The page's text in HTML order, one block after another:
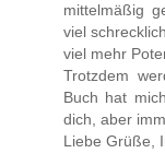
mittelmäßig
viel
viel mehr
Trotzdem
Buch hat
dich, aber
Liebe Grüße,